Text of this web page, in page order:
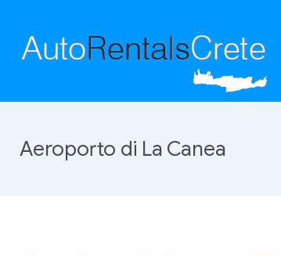
Aeroporto di La Canea